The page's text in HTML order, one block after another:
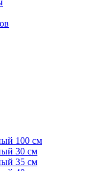
100 см
30 см
35 см